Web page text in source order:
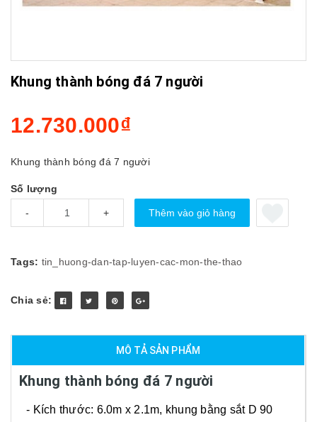
Khung thành bóng đá 7 người
12.730.000₫
Khung thành bóng đá 7 người
Số lượng
- + Thêm vào giỏ hàng
Tags: tin_huong-dan-tap-luyen-cac-mon-the-thao
Chia sẻ:
MÔ TẢ SẢN PHẨM
Khung thành bóng đá 7 người
- Kích thước: 6.0m x 2.1m, khung bằng sắt D 90